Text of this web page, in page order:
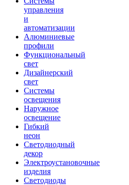
управления
и
автоматизации
Алюминиевые
профили
Функциональный
свет
Дизайнерский
свет
Системы
освещения
Наружное
освещение
Гибкий
неон
Светодиодный
декор
Электроустановочные
изделия
Светодиоды